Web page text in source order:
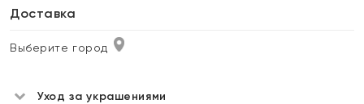
Доставка
Выберите город
Уход за украшениями